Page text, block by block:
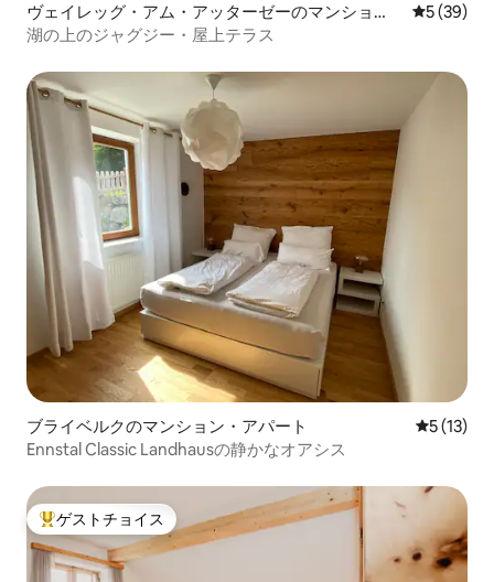
ヴェイレッグ・アム・アッターゼーのマンショ
ン・アパート
レビュー
5 (39)
湖の上のジャグジー・屋上テラス
ブライベルクのマンション・アパート レビュー
5 (13)
Ennstal Classic Landhausの静かなオアシス
大好評のゲストチョイスです。
ゲストチョイス